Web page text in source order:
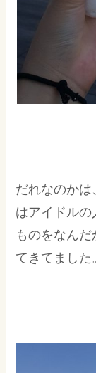
だれなのか
はアイドルの
ものをなん
てきてました